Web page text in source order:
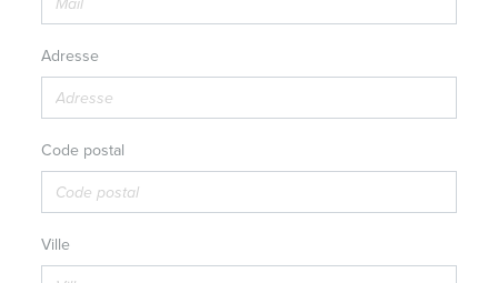
Adresse
Code postal
Ville